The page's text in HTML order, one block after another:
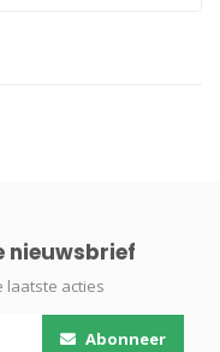
nieuwsbrief
laatste acties
Abonneer